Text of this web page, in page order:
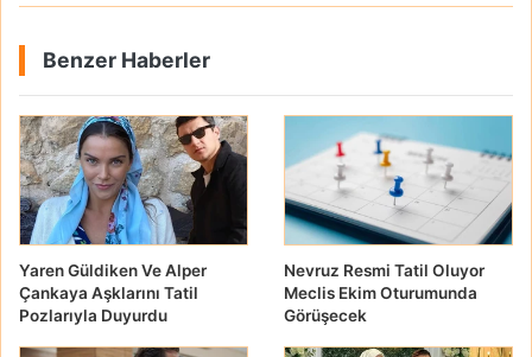
Benzer Haberler
Yaren Güldiken Ve Alper
Çankaya Aşklarını Tatil
Pozlarıyla Duyurdu
Nevruz Resmi Tatil Oluyor
Meclis Ekim Oturumunda
Görüşecek